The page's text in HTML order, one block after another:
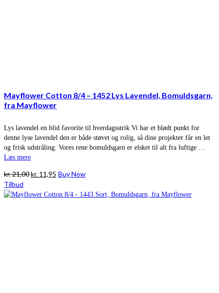
Mayflower Cotton 8/4 – 1452 Lys Lavendel, Bomuldsgarn,
fra Mayflower
Lys lavendel en blid favorite til hverdagsstrik Vi har et blødt punkt for
denne lyse lavendel den er både støvet og rolig, så dine projekter får en let
og frisk udstråling. Vores rene bomuldsgarn er elsket til alt fra luftige …
Læs mere
kr.21,00Den
pris
kr. 11,95 Den
pris
Buy Now
Tilbud